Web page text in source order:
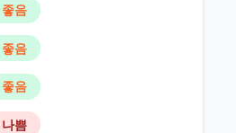
좋음
좋음
좋음
나쁨